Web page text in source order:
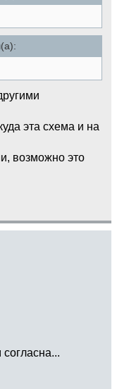
эта схема и на
возможно это